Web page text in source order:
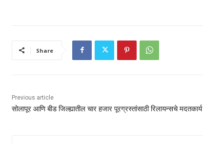
Share
Previous article
सोलापूर आणि बीड जिल्ह्यातील चार हजार पूरग्रस्तांसाठी रिलायन्सचे मदतकार्य